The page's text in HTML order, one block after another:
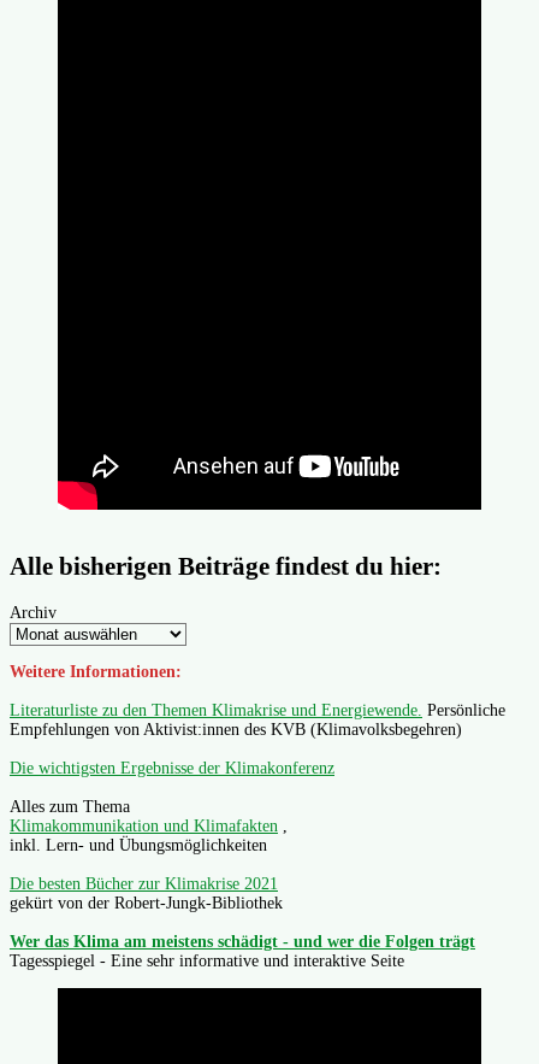
Alle bisherigen Beiträge findest du hier:
Archiv
Weitere Informationen:
Literaturliste zu den Themen Klimakrise und Energiewende. Persönliche
Empfehlungen von Aktivist:innen des KVB (Klimavolksbegehren)
Die wichtigsten Ergebnisse der Klimakonferenz
Alles zum Thema
Klimakommunikation und Klimafakten
inkl. Lern- und Übungsmöglichkeiten
Die besten Bücher zur Klimakrise 2021
gekürt von der Robert-Jungk-Bibliothek
Wer das Klima am meistens schädigt - und wer die Folgen trägt
Tagesspiegel - Eine sehr informative und interaktive Seite